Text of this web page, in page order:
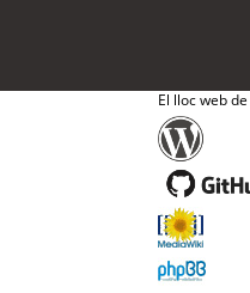
El lloc web